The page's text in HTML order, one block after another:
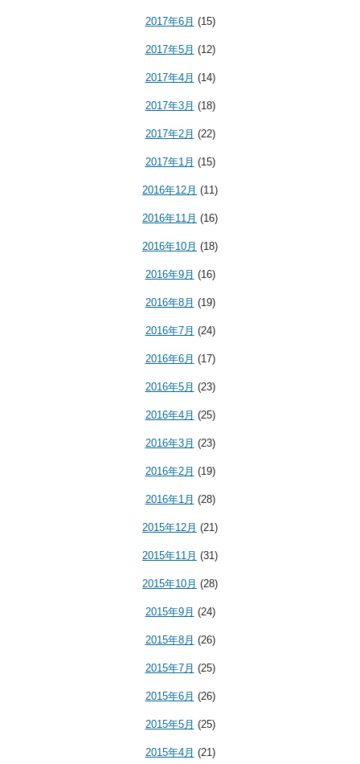
2017年6月 (15)
2017年5月 (12)
2017年4月 (14)
2017年3月 (18)
2017年2月 (22)
2017年1月 (15)
2016年12月 (11)
2016年11月 (16)
2016年10月 (18)
2016年9月 (16)
2016年8月 (19)
2016年7月 (24)
2016年6月 (17)
2016年5月 (23)
2016年4月 (25)
2016年3月 (23)
2016年2月 (19)
2016年1月 (28)
2015年12月 (21)
2015年11月 (31)
2015年10月 (28)
2015年9月 (24)
2015年8月 (26)
2015年7月 (25)
2015年6月 (26)
2015年5月 (25)
2015年4月 (21)